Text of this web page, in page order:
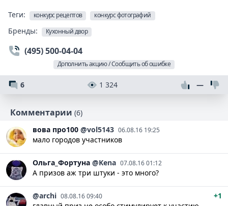
Теги: конкурс рецептов конкурс фотографий
Бренды: Кухонный двор
(495) 500-04-04
Дополнить акцию / Сообщить об ошибке
6 1 324 —
Комментарии (6)
вова про100 @vol5143 06.08.16 19:25
мало городов участников
Ольга_Фортуна @Kena 07.08.16 01:12
А призов аж три штуки - это много?
@archi 08.08.16 09:40
+1